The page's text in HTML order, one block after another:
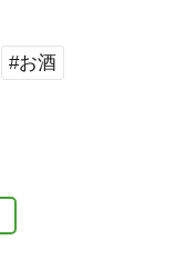
#お酒